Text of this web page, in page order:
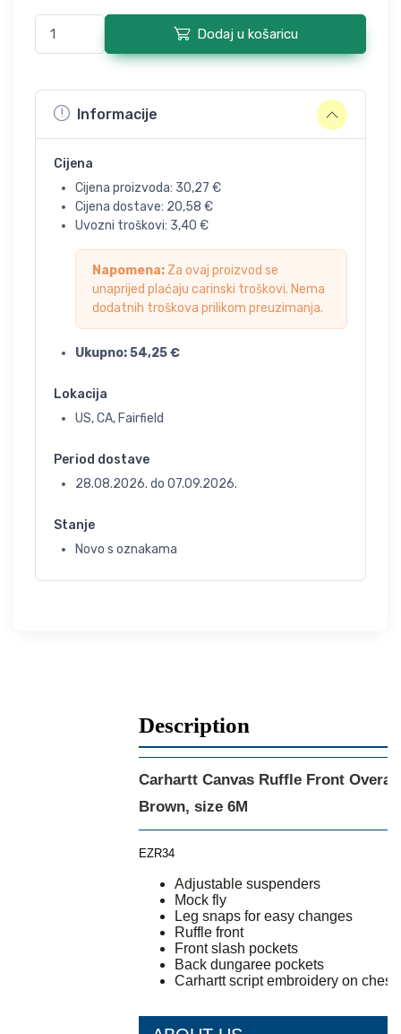
Dodaj u košaricu
Informacije
Cijena
Cijena proizvoda: 30,27 €
Cijena dostave: 20,58 €
Uvozni troškovi: 3,40 €
Napomena: Za ovaj proizvod se
unaprijed plaćaju carinski troškovi. Nema
dodatnih troškova prilikom preuzimanja.
Ukupno:54,25€
Lokacija
US, CA, Fairfield
Period dostave
28.08.2026. do 07.09.2026.
Stanje
Novo s oznakama